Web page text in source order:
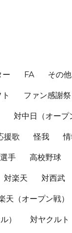
ー FA その他
ファン感謝祭
対中日（オープ
援歌 怪我
選手 高校野球
対楽天 対西武
天（オープン戦）
） 対ヤクルト